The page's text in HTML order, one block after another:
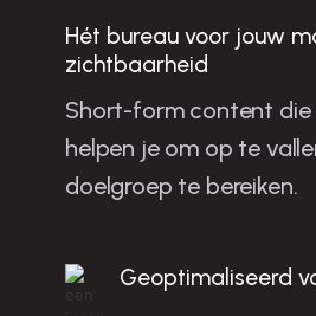
t
rt-
c
t
Hét bureau voor jouw
zichtbaarheid
Short-form content die
helpen je om op te
doelgroep te bereiken.
Geoptimaliseerd